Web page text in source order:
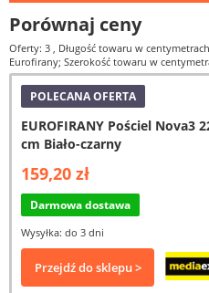
Porównaj ceny
Oferty: 3 , Długość towaru w
Eurofirany; Szerokość towaru w
POLECANA OFERTA
EUROFIRANY Pościel Nova3
cm Biało-czarny
159,20 zł
Darmowa dostawa
Wysyłka: do 3 dni
Przejdź do sklepu >